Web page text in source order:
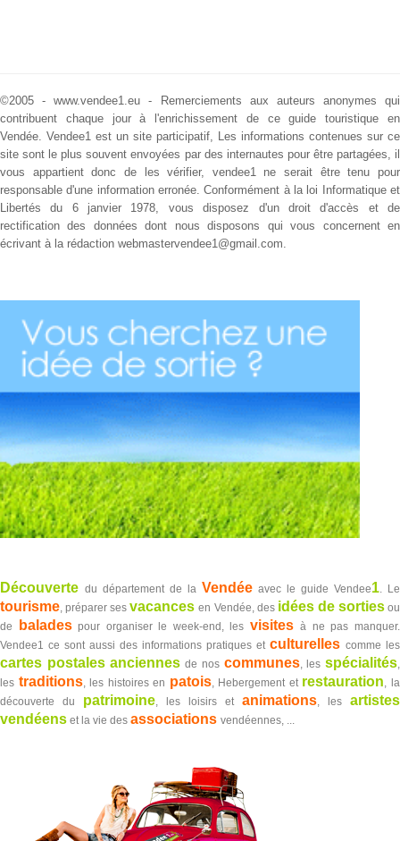
©2005 - www.vendee1.eu - Remerciements aux auteurs anonymes qui
contribuent chaque jour à l'enrichissement de ce guide touristique en
Vendée. Vendee1 est un site participatif, Les informations contenues sur ce
site sont le plus souvent envoyées par des internautes pour être partagées, il
vous appartient donc de les vérifier, vendee1 ne serait être tenu pour
responsable d'une information erronée. Conformément à la loi Informatique et
Libertés du 6 janvier 1978, vous disposez d'un droit d'accès et de
rectification des données dont nous disposons qui vous concernent en
écrivant à la rédaction webmastervendee1@gmail.com.
Découverte du département de la Vendée avec le guide Vendee1. Le
tourisme, préparer sesvacancesen Vendée, des idées de sorties ou
de
baladespour organiser le week-end, les visitesà ne pas manquer.
Vendee1 ce sont aussi des informations pratiques et culturelles comme les
cartes postales anciennes de nos communes, lesspécialités,
les traditions, les histoires en patois, Hebergement et restauration, la
découverte du patrimoine, les loisirs et animations, les artistes
vendéens et la vie des associations vendéennes, ...